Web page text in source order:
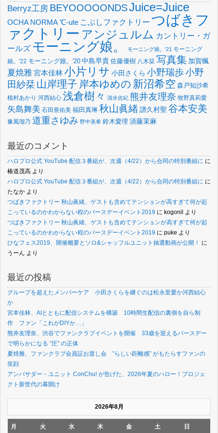
Berryz工房 BEYOOOOONDSJuice=Juice
OCHA NORMA℃-ute こぶしファクトリー つばきフ
ァクトリー アンジュルム カントリー・ガ
ールズ モーニング娘。 モーニング娘。'21 モーニング
娘。'22 モーニング娘。'20 中島早貴 佐藤優樹 八木栞 写真集 加賀楓
夏焼雅宮本佳林小片リサ 小田さくら 小野瑞歩小野
田紗栞 山岸理子 岸本ゆめの 新沼希空 森戸知沙希
植村あかり 河西結心 浅倉樹々 清水佐紀 熊井友理奈 牧野真莉愛
矢島舞美 石田亜佑美 福田真琳 秋山眞緒譜久村聖 谷本安美
豫風瑠乃 道重さゆみ 野中美希 鈴木愛理 須藤茉麻
最近のコメント
ハロプロ公式 YouTube 配信３番組が、次週（4/22）から合同の特別番組に に
椿道茂高 より
ハロプロ公式 YouTube 配信３番組が、次週（4/22）から合同の特別番組に に
たなか より
つばきファクトリー 秋山眞緒、ゲストも含めてテンションが高すぎて何が起
こっているのかわからない程のバースデーイベント2019 に kogonil より
つばきファクトリー 秋山眞緒、ゲストも含めてテンションが高すぎて何が起
こっているのかわからない程のバースデーイベント2019 に puke より
ひなフェス2019、開催概要とソロ&シャッフルユニット抽選動画が公開！
に
うーん より
最近の投稿
グループを超えたメンバーケア 小田さくらを継ぐのは松永里愛か河西結心
か
宮本佳林、AIとともに配信システムを構築 10時間生配信の裏側を自ら制
作 ファン「これがDIYか…」
熊井友理奈、渋谷でファンクラブイベントを開催 33歳を迎えるバースデー
で明らかになる “圧” の正体
夏焼雅、ファンクラブ会員証お渡し会 ”らしい距離感” がもたらすファンの
笑顔
アンバサダー・ユニット ConChu! が告げた、2026年夏のハロー！プロジェ
クト新世代の幕開け
2026年8月
月 火 水 木 金 土 日